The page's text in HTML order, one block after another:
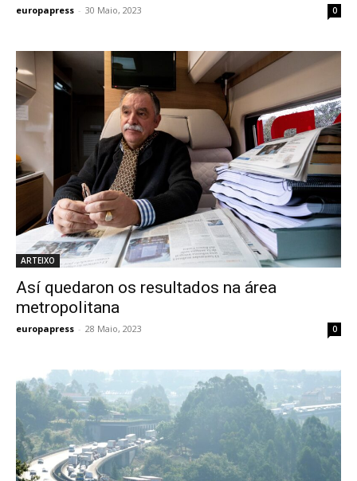
europapress - 30 Maio, 2023 0
ARTEIXO
Así quedaron os resultados na área
metropolitana
europapress - 28 Maio, 2023 0